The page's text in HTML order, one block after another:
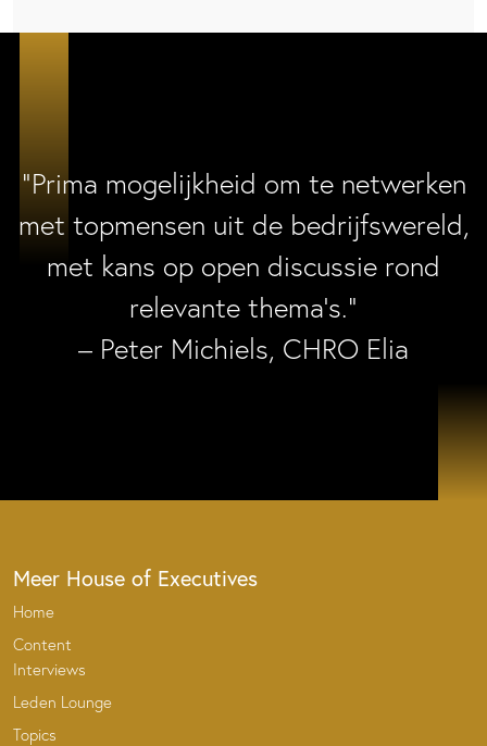
“Prima mogelijkheid om te netwerken
met topmensen uit de bedrijfswereld,
met kans op open discussie rond
relevante thema’s.”
– Peter Michiels, CHRO Elia
Meer House of Executives
Home
Content
Interviews
Leden Lounge
Topics